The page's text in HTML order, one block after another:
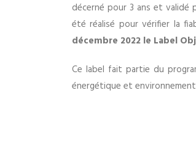
décerné pour 3 ans et validé
été réalisé pour vérifier la
décembre 2022 le Label
Ce label fait partie du
énergétique et